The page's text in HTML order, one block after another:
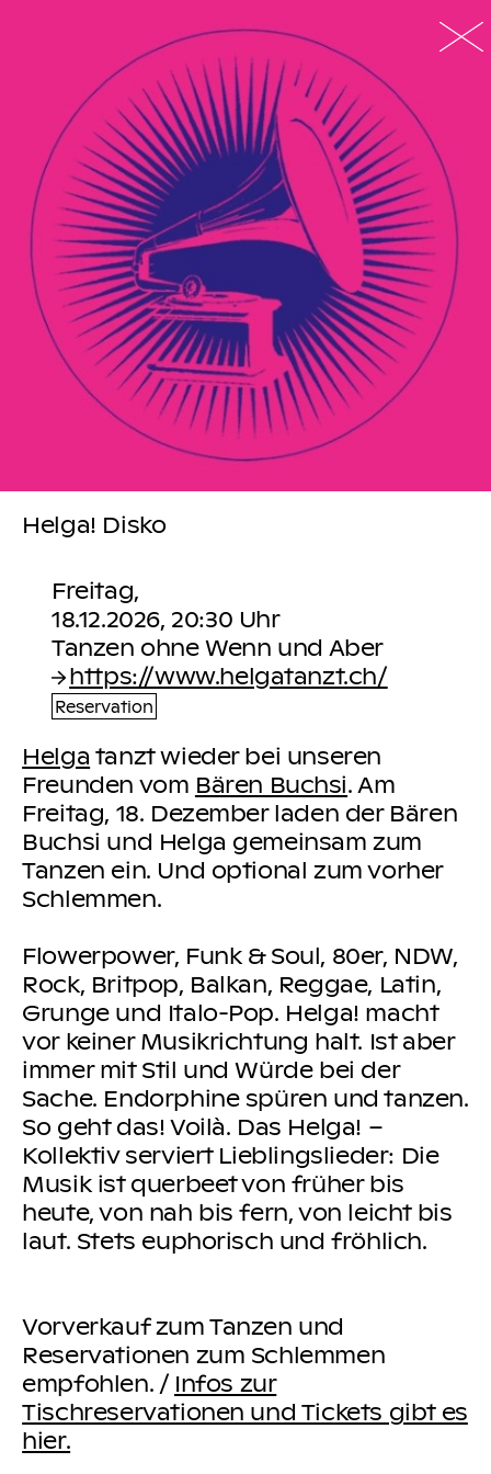
Helga! Disko
Freitag,
18.12.2026, 20:30 Uhr
Tanzen ohne Wenn und Aber
https://www.helgatanzt.ch/
Reservation
Helga tanzt wieder bei unseren
Freunden vom Bären Buchsi. Am
Freitag, 18. Dezember laden der Bären
Buchsi und Helga gemeinsam zum
Tanzen ein. Und optional zum vorher
Schlemmen.
Flowerpower, Funk & Soul, 80er, NDW,
Rock, Britpop, Balkan, Reggae, Latin,
Grunge und Italo-Pop. Helga! macht
vor keiner Musikrichtung halt. Ist aber
immer mit Stil und Würde bei der
Sache. Endorphine spüren und tanzen.
So geht das! Voilà. Das Helga! –
Kollektiv serviert Lieblingslieder: Die
Musik ist querbeet von früher bis
heute, von nah bis fern, von leicht bis
laut. Stets euphorisch und fröhlich.
Vorverkauf zum Tanzen und
Reservationen zum Schlemmen
empfohlen. / Infos zur
Tischreservationen und Tickets gibt es
hier.